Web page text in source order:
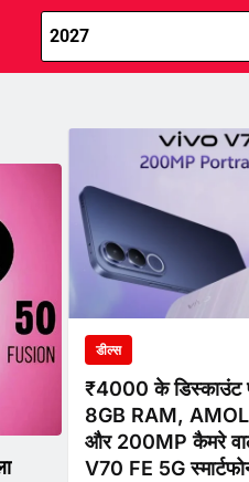
डील्स
₹4000 के डिस्काउंट
8GB RAM,
और 200MP कैमरे
V70 FE 5G